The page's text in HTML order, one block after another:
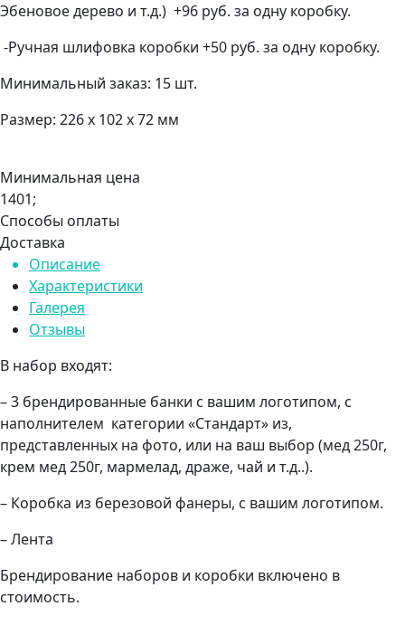
Эбеновое дерево и т.д.) +96 руб. за одну коробку.
-Ручная шлифовка коробки +50 руб. за одну коробку.
Минимальный заказ: 15 шт.
Размер: 226 х 102 х 72 мм
Минимальная цена
1401;
Способы оплаты
Доставка
Описание
Характеристики
Галерея
Отзывы
В набор входят:
– 3 брендированные банки с вашим логотипом, с
наполнителем категории «Стандарт» из,
представленных на фото, или на ваш выбор (мед 250г,
крем мед 250г, мармелад, драже, чай и т.д..).
– Коробка из березовой фанеры, с вашим логотипом.
– Лента
Брендирование наборов и коробки включено в
стоимость.